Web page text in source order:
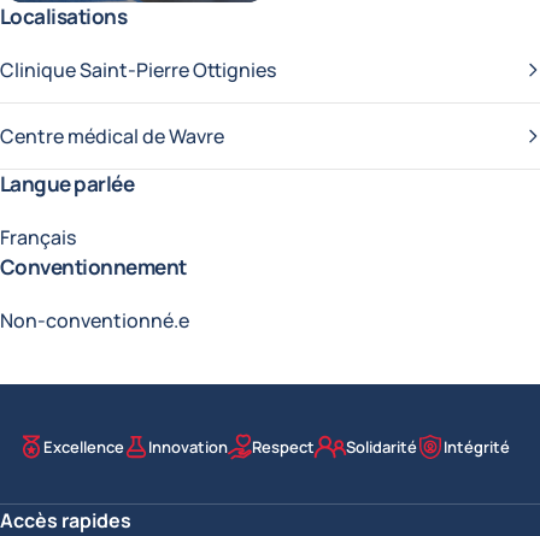
Localisations
Clinique Saint-Pierre Ottignies
Centre médical de Wavre
Langue parlée
Français
Conventionnement
Non-conventionné.e
Nos valeurs
Excellence Innovation Respect Solidarité Intégrité
Accès rapides